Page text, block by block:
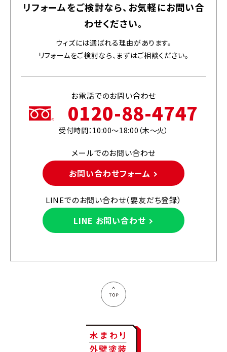
リフォームをご検討なら、お気軽にお問い合
わせください。
ウィズには選ばれる理由があります。
リフォームをご検討なら、まずはご相談ください。
お電話でのお問い合わせ
0120-88-4747
受付時間：10:00〜18:00（木〜火）
メールでのお問い合わせ
お問い合わせフォーム
LINEでのお問い合わせ（要友だち登録）
LINE お問い合わせ